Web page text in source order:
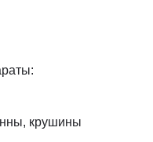
крушины